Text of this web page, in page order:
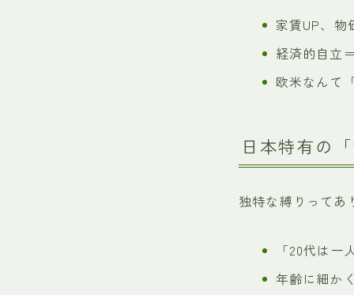
家賃UP、
経済的自立
欧米なんて
日本特有の
独特な縛りってあ
「20代は
年齢に細か